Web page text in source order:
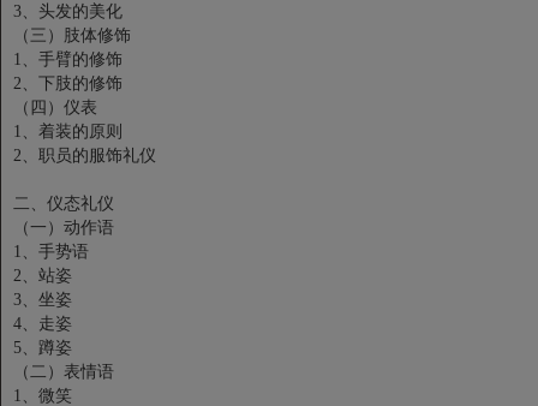
3、头发的美化
（三）肢体修饰
1、手臂的修饰
2、下肢的修饰
（四）仪表
1、着装的原则
2、职员的服饰礼仪
二、仪态礼仪
（一）动作语
1、手势语
2、站姿
3、坐姿
4、走姿
5、蹲姿
（二）表情语
1、微笑